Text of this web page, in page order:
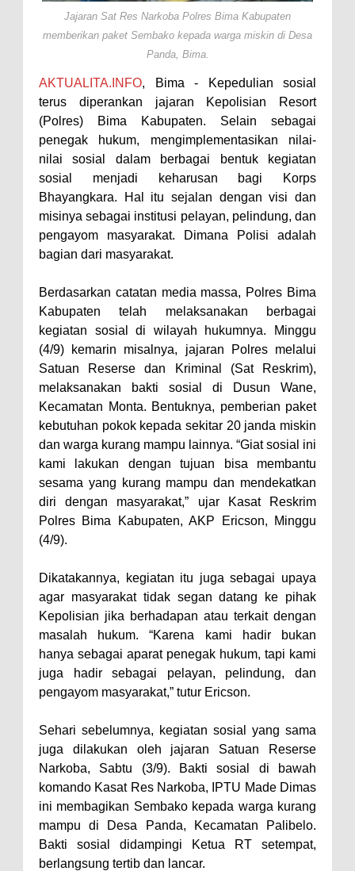
Perairan Sanggar
Perkuat Soliditas-Sinergi,
Kejari dan Kodim 1608
Nobar Piala Dunia Argentina vs
Inggris, Polres Bima Pererat
Silaturahmi dengan Masyarakat
Antusiasnya Warga dan Polisi
Nobar Bareng Laga Prancis vs
Spanyol di Mapolres Bima
Wali Kota Bima Tinjau Finalisasi
Pastikan Pemindahan Layanan
Berjalan Bertahap
"Polisi Peduli" Satsamapta
Polres Bima Bantu Warga Padolo
Atasi Krisis Air Bersih
Wali Kota Bima Tinjau Rumah
Warga Tidak Layak Huni di
Kelurahan Oi Mbo, Dorong
Percepatan Bantuan BSPS
Wakil Wali Kota Bima
Persiapan DAK 2027 ke BPJN
NTB
Wali Kota Tekankan Disiplin ASN
dan Penguatan Kolaborasi
Wali Kota Bima Hadiri Rakornas
Pemkot Jawab Pandangan
Umum Fraksi DPRD terhadap
Raperda Pertanggungjawaban
Pelaksanaan APBD Kota Bima
Pimpin Upacara HUT
Bhayangkara Ke-80, Kapolres
Jajaran Sat Res Narkoba Polres Bima Kabupaten
memberikan paket Sembako kepada warga miskin di Desa
Panda, Bima.
AKTUALITA.INFO, Bima - Kepedulian sosial
terus diperankan jajaran Kepolisian Resort
(Polres) Bima Kabupaten. Selain sebagai
penegak hukum, mengimplementasikan nilai-
nilai sosial dalam berbagai bentuk kegiatan
sosial menjadi keharusan bagi Korps
Bhayangkara. Hal itu sejalan dengan visi dan
misinya sebagai institusi pelayan, pelindung, dan
pengayom masyarakat. Dimana Polisi adalah
bagian dari masyarakat.
Berdasarkan catatan media massa, Polres Bima
Kabupaten telah melaksanakan berbagai
kegiatan sosial di wilayah hukumnya. Minggu
(4/9) kemarin misalnya, jajaran Polres melalui
Satuan Reserse dan Kriminal (Sat Reskrim),
melaksanakan bakti sosial di Dusun Wane,
Kecamatan Monta. Bentuknya, pemberian paket
kebutuhan pokok kepada sekitar 20 janda miskin
dan warga kurang mampu lainnya. “Giat sosial ini
kami lakukan dengan tujuan bisa membantu
sesama yang kurang mampu dan mendekatkan
diri dengan masyarakat,” ujar Kasat Reskrim
Polres Bima Kabupaten, AKP Ericson, Minggu
(4/9).
Dikatakannya, kegiatan itu juga sebagai upaya
agar masyarakat tidak segan datang ke pihak
Kepolisian jika berhadapan atau terkait dengan
masalah hukum. “Karena kami hadir bukan
hanya sebagai aparat penegak hukum, tapi kami
juga hadir sebagai pelayan, pelindung, dan
pengayom masyarakat,” tutur Ericson.
Sehari sebelumnya, kegiatan sosial yang sama
juga dilakukan oleh jajaran Satuan Reserse
Narkoba, Sabtu (3/9). Bakti sosial di bawah
komando Kasat Res Narkoba, IPTU Made Dimas
ini membagikan Sembako kepada warga kurang
mampu di Desa Panda, Kecamatan Palibelo.
Bakti sosial didampingi Ketua RT setempat,
berlangsung tertib dan lancar.